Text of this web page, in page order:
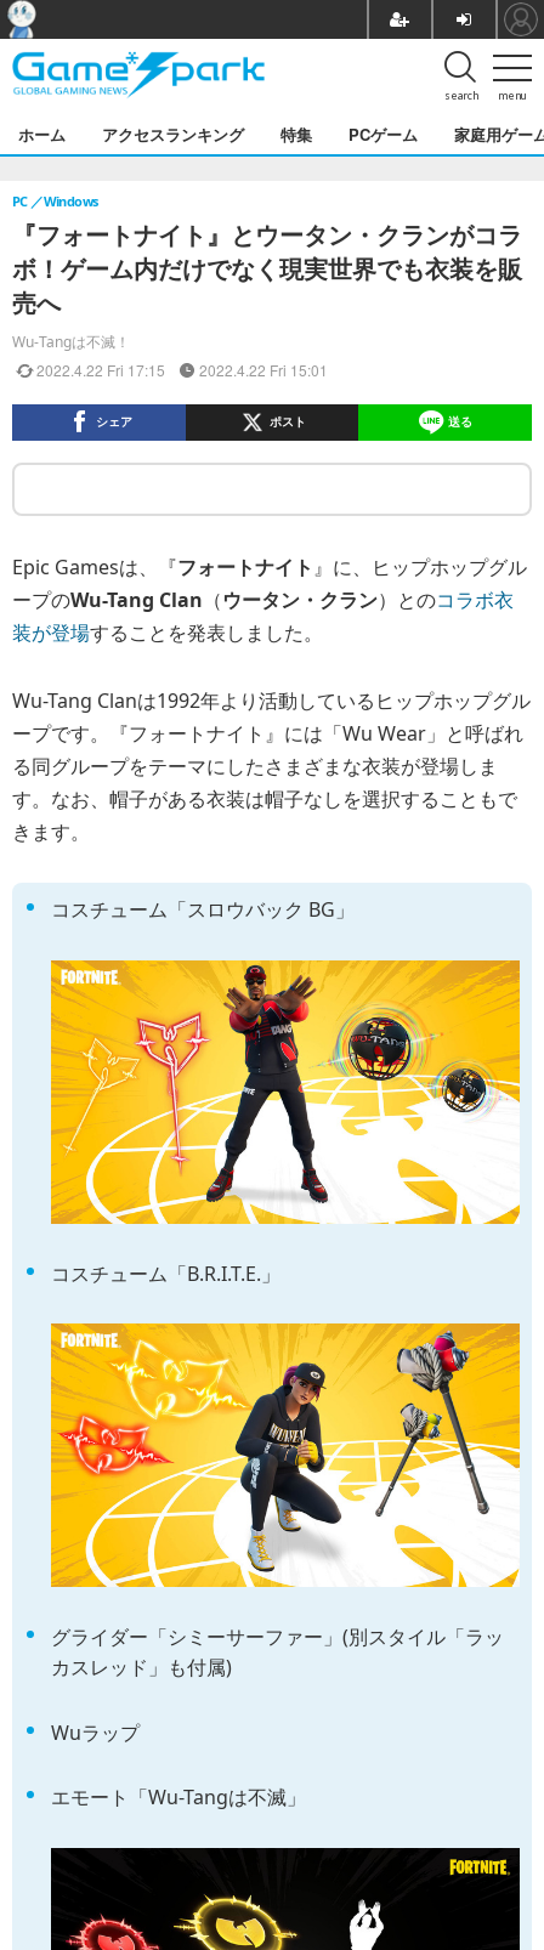
menu
search
ホーム アクセスランキング 特集 PCゲーム 家庭用ゲー
『フォートナイト』とウータン・クランがコラ
ボ！ゲーム内だけでなく現実世界でも衣装を販
売へ
Wu-Tangは不滅！
PC Windows
2022.4.22 Fri 17:15 2022.4.22 Fri 15:01
シェア ポスト 送る
Epic Gamesは、『フォートナイト 』に、ヒップホップグル
ープのWu-Tang Clan （ウータン・クラン）とのコラボ衣
装が登場することを発表しました。
Wu-Tang Clanは1992年より活動しているヒップホップグル
ープです。『フォートナイト』には「Wu Wear」と呼ばれ
る同グループをテーマにしたさまざまな衣装が登場しま
す。なお、帽子がある衣装は帽子なしを選択することもで
きます。
コスチューム「スロウバック BG」
コスチューム「B.R.I.T.E.」
グライダー「シミーサーファー」(別スタイル「ラッ
カスレッド」も付属)
Wuラップ
エモート「Wu-Tangは不滅」